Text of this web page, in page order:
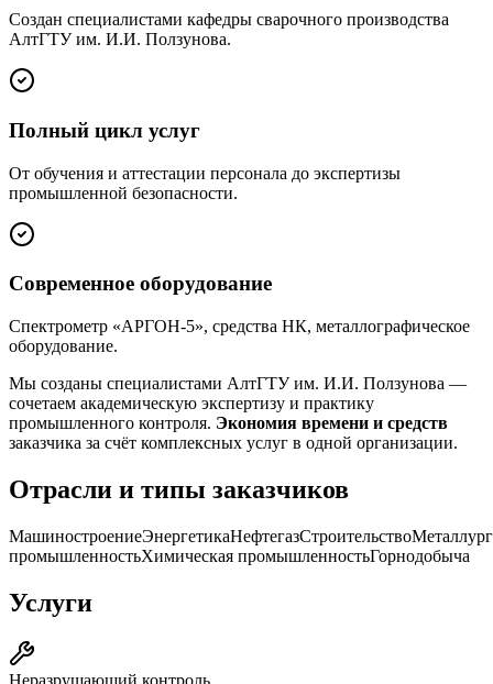
Создан специалистами кафедры сварочного производства
АлтГТУ им. И.И. Ползунова.
Полный цикл услуг
От обучения и аттестации персонала до экспертизы
промышленной безопасности.
Современное оборудование
Спектрометр «АРГОН-5», средства НК, металлографическое
оборудование.
Мы созданы специалистами АлтГТУ им. И.И. Ползунова —
сочетаем академическую экспертизу и практику
промышленного контроля. Экономия времени и средств
заказчика за счёт комплексных услуг в одной организации.
Отрасли и типы заказчиков
МашиностроениеЭнергетикаНефтегазСтроительство
промышленностьХимическая промышленностьГорнодобыча
Услуги
Неразрушающий контроль